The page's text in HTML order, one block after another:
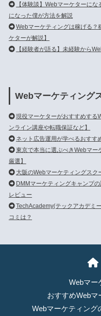
【体験談】Webマーケターに
になった僕が方法を解説
Webマーケティングは稼げる？
ケターが解説】
【経験者が語る】未経験から
Webマーケティング
現役マーケターがおすすめする
ンライン講座や転職保証など】
ネット広告運用が学べるおすす
東京で本当に選ぶべきWebマー
厳選】
大阪のWebマーケティングス
DMMマーケティングキャンプ
レビュー
TechAcademy(テックアカデミ
コミは？
Webマー
おすすめWebマ
Webマーケティング